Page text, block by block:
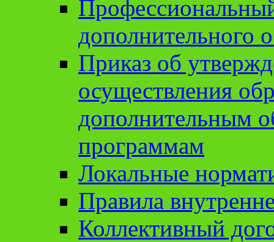
дополнительного
Приказ об
осуществления
дополнительным
программам
Локальные
Правила
Коллективный